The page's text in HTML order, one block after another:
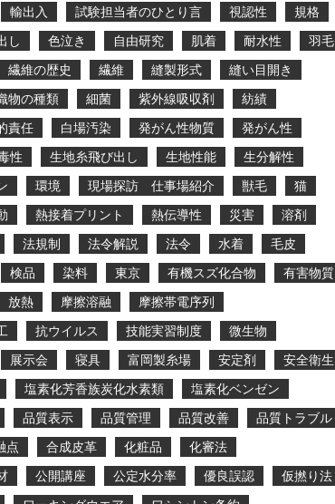
輸出入 試験担当者のひとり言 視認性
規格
し 色泣き 自由研究 肌着 耐水性
羽毛
繊維の歴史 繊維 縫製形式
縫い目開き
物の種類 細菌 紫外線吸収剤
紡績
責任 白場汚染 発がん性物質
発がん性
性 生地糸飛び出し 生地性能
生分解性
環境 現場探訪 仕事場紹介 獣毛
猫
熱接着プリント 熱伝導性 災害
溶剤
法規制 法令解説 法令 水着
毛皮
検品 染料 東京 有機スズ化合物
有害物質
放熱 摩擦溶融
摩擦帯電序列
抗ウイルス 技能実習制度
微生物
展示会 寝具 富岡製糸場 安定剤
安全衛生
塩素化芳香族炭化水素類
塩素化ベンゼン
品質表示 品質管理 品質改善
品質トラブル
点 合成皮革 化粧品
化審法
公開講座 公定水分率 優良誤認
仮撚り法